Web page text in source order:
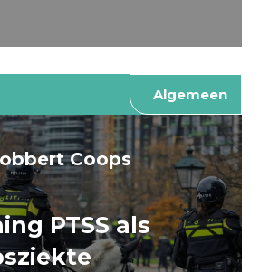
Algemeen
Coops
PTSS als